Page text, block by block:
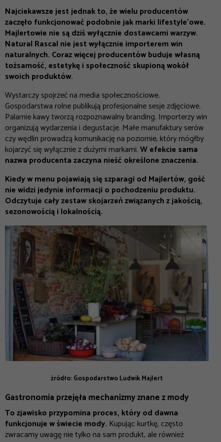
Najciekawsze jest jednak to, że wielu producentów
zaczęło funkcjonować podobnie jak marki lifestyle’owe.
Majlertowie nie są dziś wyłącznie dostawcami warzyw.
Natural Rascal nie jest wyłącznie importerem win
naturalnych. Coraz więcej producentów buduje własną
tożsamość, estetykę i społeczność skupioną wokół
swoich produktów.
Wystarczy spojrzeć na media społecznościowe.
Gospodarstwa rolne publikują profesjonalne sesje zdjęciowe.
Palarnie kawy tworzą rozpoznawalny branding. Importerzy win
organizują wydarzenia i degustacje. Małe manufaktury serów
czy wędlin prowadzą komunikację na poziomie, który mógłby
kojarzyć się wyłącznie z dużymi markami.W efekcie sama
nazwa producenta zaczyna nieść określone znaczenia.
Kiedy w menu pojawiają się szparagi od Majlertów, gość
nie widzi jedynie informacji o pochodzeniu produktu.
Odczytuje cały zestaw skojarzeń związanych z jakością,
sezonowością i lokalnością.
źródło: Gospodarstwo Ludwik Majlert
Gastronomia przejęła mechanizmy znane z mody
To zjawisko przypomina proces, który od dawna
funkcjonuje w świecie mody. Kupując kurtkę, często
zwracamy uwagę nie tylko na sam produkt, ale również